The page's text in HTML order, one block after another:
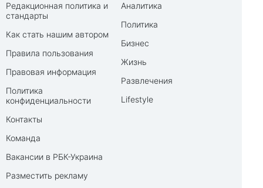
Редакционная политика и
стандарты
Как стать нашим автором
Правила пользования
Правовая информация
Политика
конфиденциальности
Контакты
Команда
Вакансии в РБК-Украина
Разместить рекламу
Аналитика
Политика
Бизнес
Жизнь
Развлечения
Lifestyle